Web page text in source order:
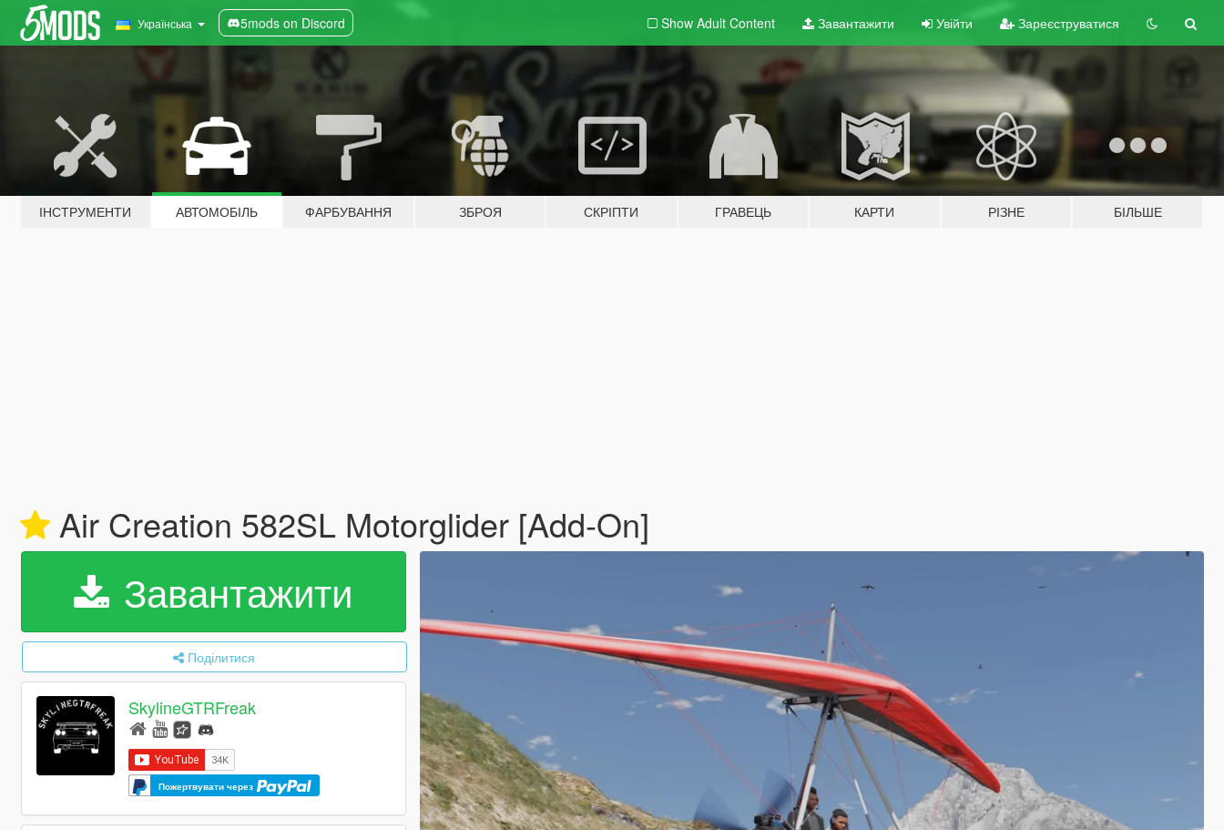
Українська 5mods on Discord Show Adult Content Завантажити Увійти Зареєструватися
ІНСТРУМЕНТИ АВТОМОБІЛЬ ФАРБУВАННЯ ЗБРОЯ СКРІПТИ ГРАВЕЦЬ КАРТИ РІЗНЕ БІЛЬШЕ
Air Creation 582SL Motorglider [Add-On]
Завантажити
Поділитися
SkylineGTRFreak
Пожертвувати через